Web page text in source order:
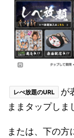
レぺ放題のURL
が
ままタップしま
または、下の方